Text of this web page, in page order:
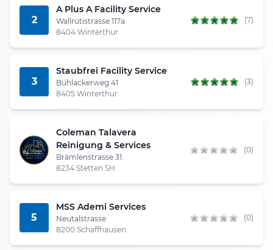
2
A Plus A Facility Service
Wallrütistrasse 117a
8404 Winterthur
(7)
3
Staubfrei Facility Service
Bühlackerweg 41
8405 Winterthur
(3)
Coleman Talavera
Reinigung & Services
Brämlenstrasse 31
8234 Stetten SH
(0)
5
MSS Ademi Services
Neutalstrasse
8200 Schaffhausen
(0)